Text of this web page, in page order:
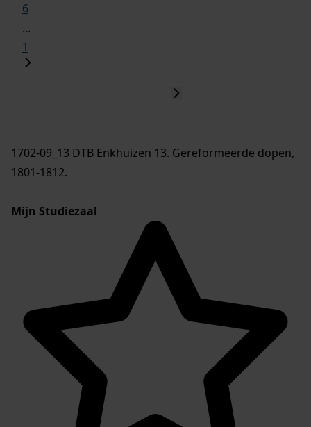
6
...
1
1702-09_13 DTB Enkhuizen 13. Gereformeerde dopen,
1801-1812.
Mijn Studiezaal